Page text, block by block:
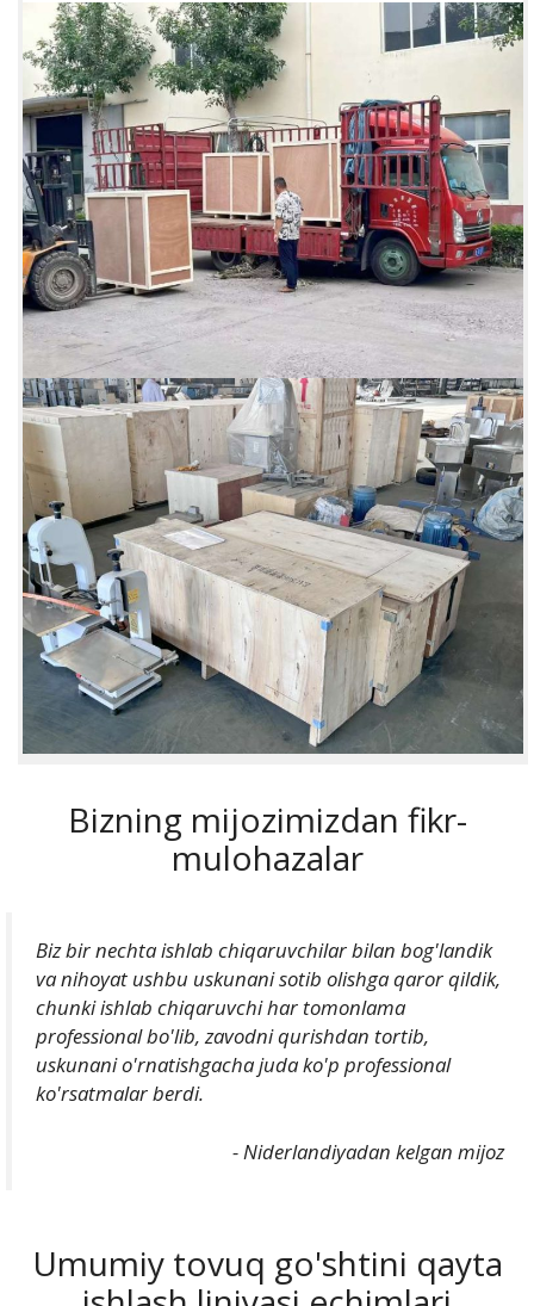
Bizning mijozimizdan fikr-
mulohazalar
Biz bir nechta ishlab chiqaruvchilar bilan bog'landik
va nihoyat ushbu uskunani sotib olishga qaror qildik,
chunki ishlab chiqaruvchi har tomonlama
professional bo'lib, zavodni qurishdan tortib,
uskunani o'rnatishgacha juda ko'p professional
ko'rsatmalar berdi.
- Niderlandiyadan kelgan mijoz
Umumiy tovuq go'shtini qayta